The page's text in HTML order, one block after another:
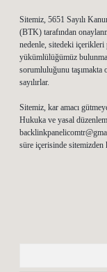
Sitemiz, 5651 Sayılı
(BTK) tarafından
nedenle, sitedeki içerikleri
yükümlülüğümüz
sorumluluğunu
sayılırlar.
Sitemiz, kar amacı
Hukuka ve yasal
süre içerisinde sitemizden